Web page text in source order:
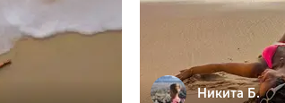
Никита Б.